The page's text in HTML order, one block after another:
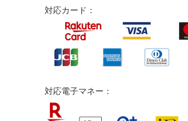
対応カード：
対応電子マネー：